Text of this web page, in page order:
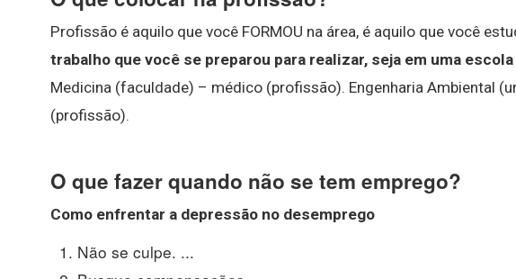
Profissão é aquilo que você FORMOU na área, é aquilo que você
trabalho que você se preparou para realizar, seja em uma
Medicina (faculdade) – médico (profissão). Engenharia Ambiental
(profissão).
O que fazer quando não se tem emprego?
Como enfrentar a depressão no desemprego
Não se culpe. ...